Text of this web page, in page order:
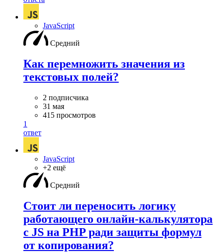
JavaScript
Средний
Как перемножить значения из
текстовых полей?
2 подписчика
31 мая
415 просмотров
1
ответ
JavaScript
+2 ещё
Средний
Стоит ли переносить логику
работающего онлайн-калькулятора
с JS на PHP ради защиты формул
от копирования?